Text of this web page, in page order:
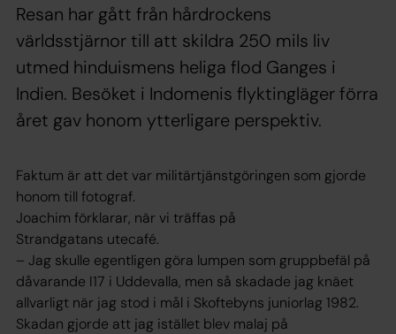
Resan har gått från hårdrockens
världsstjärnor till att skildra 250 mils liv
utmed hinduismens heliga flod Ganges i
Indien. Besöket i Indomenis flyktingläger förra
året gav honom ytterligare perspektiv.
Faktum är att det var militärtjänstgöringen som gjorde
honom till fotograf.
Joachim förklarar, när vi träffas på
Strandgatans utecafé.
– Jag skulle egentligen göra lumpen som gruppbefäl på
dåvarande I17 i Uddevalla, men så skadade jag knäet
allvarligt när jag stod i mål i Skoftebyns juniorlag 1982.
Skadan gjorde att jag istället blev malaj på